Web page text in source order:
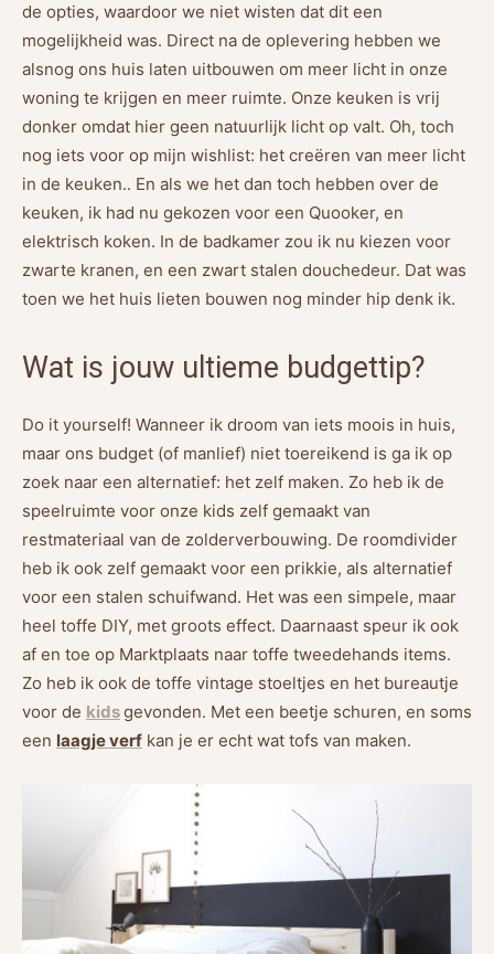
de opties, waardoor we niet wisten dat dit een
mogelijkheid was. Direct na de oplevering hebben we
alsnog ons huis laten uitbouwen om meer licht in onze
woning te krijgen en meer ruimte. Onze keuken is vrij
donker omdat hier geen natuurlijk licht op valt. Oh, toch
nog iets voor op mijn wishlist: het creëren van meer licht
in de keuken.. En als we het dan toch hebben over de
keuken, ik had nu gekozen voor een Quooker, en
elektrisch koken. In de badkamer zou ik nu kiezen voor
zwarte kranen, en een zwart stalen douchedeur. Dat was
toen we het huis lieten bouwen nog minder hip denk ik.
Wat is jouw ultieme budgettip?
Do it yourself! Wanneer ik droom van iets moois in huis,
maar ons budget (of manlief) niet toereikend is ga ik op
zoek naar een alternatief: het zelf maken. Zo heb ik de
speelruimte voor onze kids zelf gemaakt van
restmateriaal van de zolderverbouwing. De roomdivider
heb ik ook zelf gemaakt voor een prikkie, als alternatief
voor een stalen schuifwand. Het was een simpele, maar
heel toffe DIY, met groots effect. Daarnaast speur ik ook
af en toe op Marktplaats naar toffe tweedehands items.
Zo heb ik ook de toffe vintage stoeltjes en het bureautje
voor de kidsgevonden. Met een beetje schuren, en soms
een laagje verf kan je er echt wat tofs van maken.